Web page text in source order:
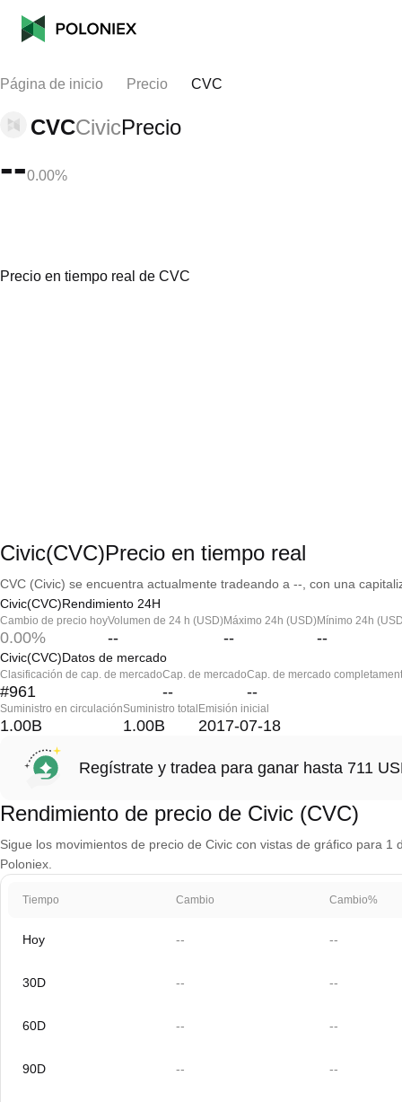
Página de inicio Precio CVC
CVCCivicPrecio
--0.00%
Precio en tiempo real de CVC
Civic(CVC)Precio en tiempo real
CVC (Civic) se encuentra actualmente tradeando a --, con una
Civic(CVC)Rendimiento 24H
Cambio de precio hoy
0.00%
Volumen de 24 h (USD)
--
Máximo 24h (USD)
--
Mínimo 24h
--
Civic(CVC)Datos de mercado
Clasificación de cap. de mercado
#961
Cap. de mercado
--
Cap. de mercado
--
Suministro en circulación
1.00B
Suministro total
1.00B
Emisión inicial
2017-07-18
Regístrate y tradea para ganar hasta 711
Rendimiento de precio de Civic (CVC)
Sigue los movimientos de precio de Civic con vistas de gráfico para
Poloniex.
Tiempo Cambio Cambio%
Hoy -- --
30D -- --
60D -- --
90D -- --